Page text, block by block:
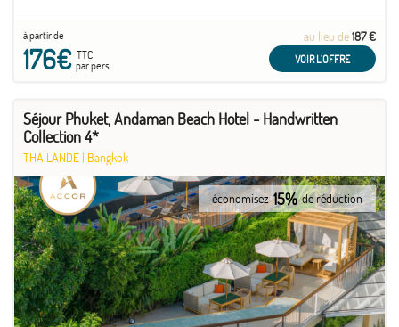
à partir de
176€TTC
par pers.
au lieu de187 €
VOIR L'OFFRE
Séjour Phuket, Andaman Beach Hotel - Handwritten
Collection 4*
THAÏLANDE | Bangkok
économisez 15% de réduction